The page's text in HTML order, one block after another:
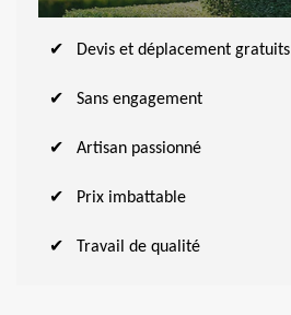
Devis et déplacement gratuits
Sans engagement
Artisan passionné
Prix imbattable
Travail de qualité